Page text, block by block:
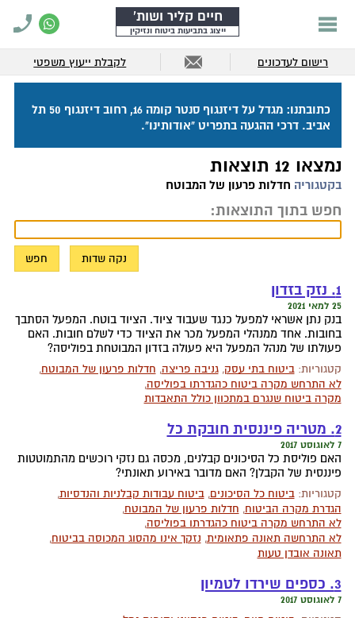
חיים קליר ושות'
ייצוג בתביעות ביטוח ונזיקין
רישום לעדכונים לקבלת ייעוץ משפטי
כתובתנו: מגדל על דיזנגוף סנטר קומה 16, רחוב דיזנגוף 50 תל
אביב. דרכי ההגעה בתפריט "אודותינו".
נמצאו 12 תוצאות
בקטגוריה חדלות פרעון של המבוטח
חפש בתוך התוצאות:
1. נזק בזדון
25 למאי 2021
בנק נתן אשראי למפעל כנגד שעבוד ציוד. הציוד בוטח. המפעל הסתבך
בחובות. אחד ממנהלי המפעל מכר את הציוד כדי לשלם חובות. האם
פעולתו של מנהל המפעל היא פעולה בזדון המבוטחת בפוליסה?
קטגוריות:ביטוח בתי עסק,גניבה פריצה, חדלות פרעון של המבוטח,
לא התרחש מקרה ביטוח כהגדרתו בפוליסה,
מקרה ביטוח שנגרם במתכוון כולל התאבדות
2. מטריה פיננסית חובקת כל
7 לאוגוסט 2017
האם פוליסת כל הסיכונים קבלנים, מכסה גם נזקי רוכשים מהתמוטטות
פיננסית של הקבלן? האם מדובר באירוע תאונתי?
קטגוריות:ביטוח כל הסיכונים,ביטוח עבודות קבלניות והנדסיות,
הגדרת מקרה הביטוח, חדלות פרעון של המבוטח,
לא התרחש מקרה ביטוח כהגדרתו בפוליסה,
לא התרחשה תאונה פתאומית, נזקך אינו מהסוג המכוסה בביטוח,
תאונה אובדן טעות
3. כספים שירדו לטמיון
7 לאוגוסט 2017